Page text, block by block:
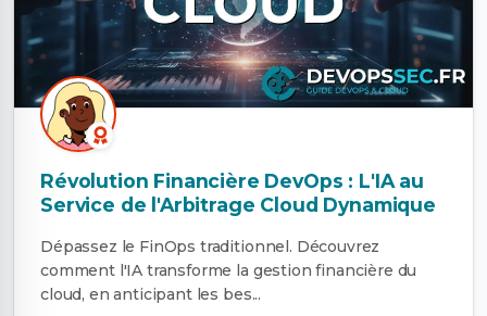
Révolution Financière DevOps : L'IA au
Service de l'Arbitrage Cloud Dynamique
Dépassez le FinOps traditionnel. Découvrez
comment l'IA transforme la gestion financière du
cloud, en anticipant les bes...